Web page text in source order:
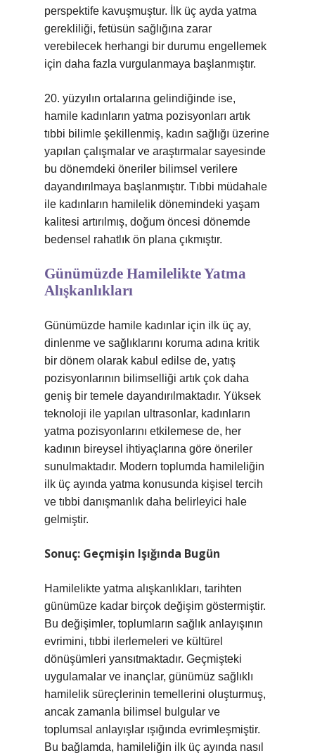
perspektife kavuşmuştur. İlk üç ayda yatma
gerekliliği, fetüsün sağlığına zarar
verebilecek herhangi bir durumu engellemek
için daha fazla vurgulanmaya başlanmıştır.
20. yüzyılın ortalarına gelindiğinde ise,
hamile kadınların yatma pozisyonları artık
tıbbi bilimle şekillenmiş, kadın sağlığı üzerine
yapılan çalışmalar ve araştırmalar sayesinde
bu dönemdeki öneriler bilimsel verilere
dayandırılmaya başlanmıştır. Tıbbi müdahale
ile kadınların hamilelik dönemindeki yaşam
kalitesi artırılmış, doğum öncesi dönemde
bedensel rahatlık ön plana çıkmıştır.
Günümüzde Hamilelikte Yatma
Alışkanlıkları
Günümüzde hamile kadınlar için ilk üç ay,
dinlenme ve sağlıklarını koruma adına kritik
bir dönem olarak kabul edilse de, yatış
pozisyonlarının bilimselliği artık çok daha
geniş bir temele dayandırılmaktadır. Yüksek
teknoloji ile yapılan ultrasonlar, kadınların
yatma pozisyonlarını etkilemese de, her
kadının bireysel ihtiyaçlarına göre öneriler
sunulmaktadır. Modern toplumda hamileliğin
ilk üç ayında yatma konusunda kişisel tercih
ve tıbbi danışmanlık daha belirleyici hale
gelmiştir.
Sonuç: Geçmişin Işığında Bugün
Hamilelikte yatma alışkanlıkları, tarihten
günümüze kadar birçok değişim göstermiştir.
Bu değişimler, toplumların sağlık anlayışının
evrimini, tıbbi ilerlemeleri ve kültürel
dönüşümleri yansıtmaktadır. Geçmişteki
uygulamalar ve inançlar, günümüz sağlıklı
hamilelik süreçlerinin temellerini oluşturmuş,
ancak zamanla bilimsel bulgular ve
toplumsal anlayışlar ışığında evrimleşmiştir.
Bu bağlamda, hamileliğin ilk üç ayında nasıl